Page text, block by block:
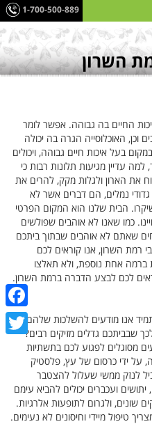
1-700-500-889
השרון
החיים בה גבוהה. אפשר לומר
האוכלוסייה הגרה בה יכולה
בעל איכות חיים גבוהה, ויכולים
עדיין מגיעות תלונות רבות כי
את הארון ולגלות מקק, להרים את
נמלים, הם דברים אשר לא
הבית שלנו הוא המקום הפרטי
כמו שאנו לא אוהבים שפולשים
שאתם לא אוהבים שבתוך ביתכם
רמת השרון, אנו קוראים לכם
ברמה אחת נוספת, ולא תאלצו
לכם לבצע הדברה ברמת השרון.
אנו מודעים להשלכות שלהם.
שבביתכם גדלים מזיקים רבים?
מסוגלים לפגוע לכם בתשתיות
על ידי כרסום של עץ, פלסטיק
לנזק ממשי שעלול להצטבר
ועכברים יכולים להביא עימם
שונים, ולגרום לתופעות אלרגיות.
טיפול מיידי וחיסונים לא נעימים.